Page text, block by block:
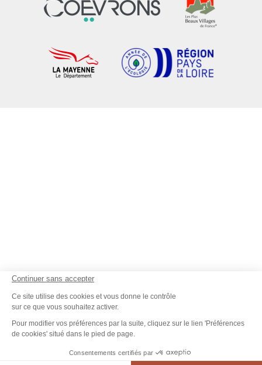
Continuer sans accepter
Ce site utilise des cookies et vous donne le contrôle
sur ce que vous souhaitez activer.
Pour modifier vos préférences par la suite, cliquez sur le lien 'Préférences
de cookies' situé dans le pied de page.
Consentements certifiés par